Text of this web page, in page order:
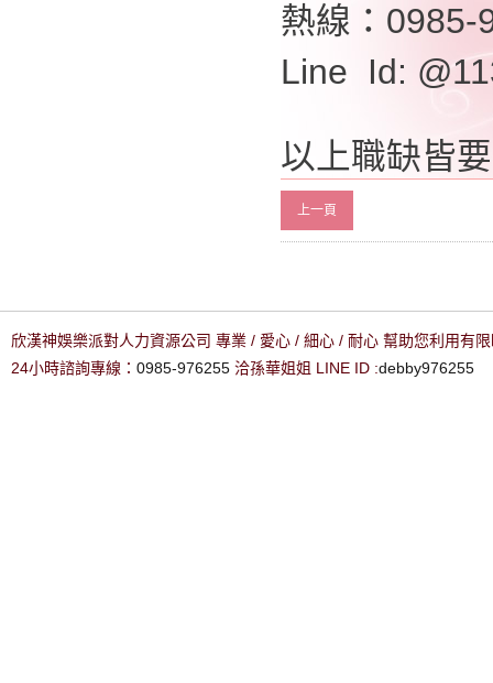
熱線：0985-
Line Id:
以上職缺皆
上一頁
欣漢神娛樂派對人力資源公司 專業 / 愛心 / 細心 / 耐心 幫助您利用有
24小時諮詢專線： 0985-976255 洽孫華姐姐 LINE ID :debby976255